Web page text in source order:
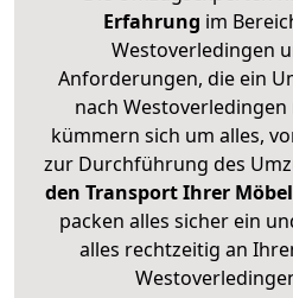
Erfahrung im
Westoverledingen
Anforderungen, die ein
nach
kümmern sich um alles,
zur Durchführung des
den Transport Ihrer
packen alles sicher ein
alles rechtzeitig an